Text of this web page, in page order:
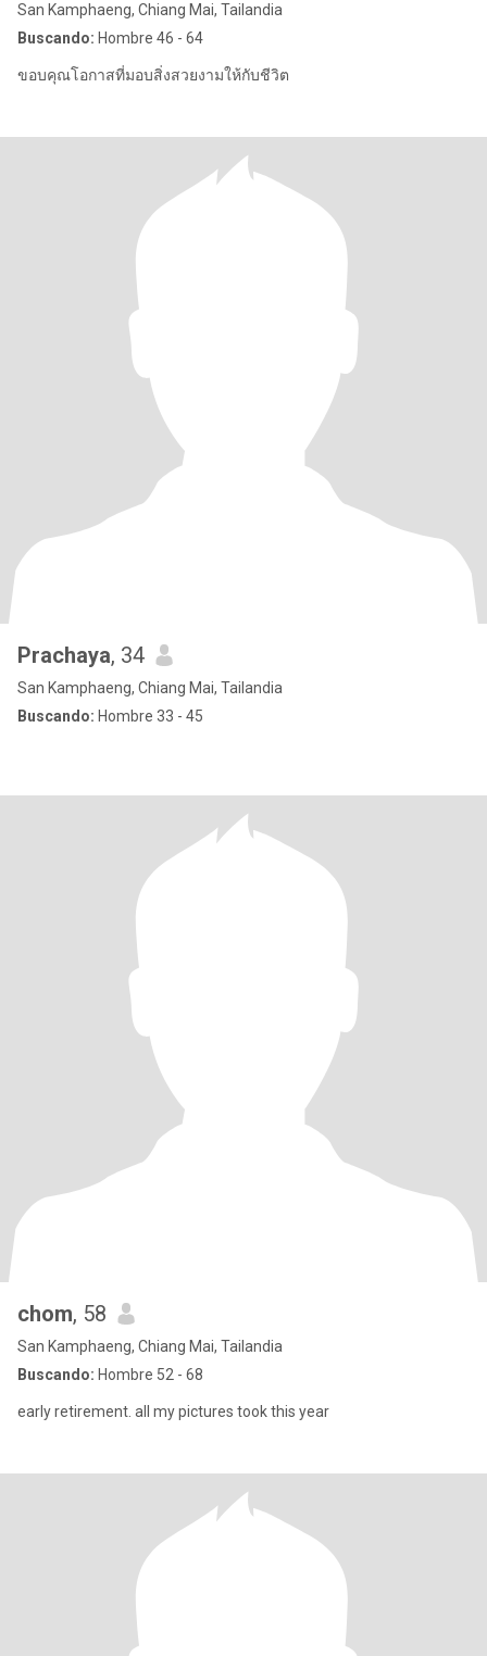
San Kamphaeng, Chiang Mai, Tailandia
Buscando: Hombre 46 - 64
ขอบคุณโอกาสที่มอบสิ่งสวยงามให้กับชีวิต
Prachaya, 34
San Kamphaeng, Chiang Mai, Tailandia
Buscando: Hombre 33 - 45
chom, 58
San Kamphaeng, Chiang Mai, Tailandia
Buscando: Hombre 52 - 68
early retirement. all my pictures took this year